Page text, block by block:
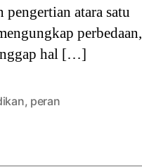
atara satu
perbedaan,
hal […]
, peran